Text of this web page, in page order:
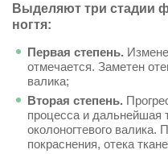
Выделяют три стадии
ногтя:
Первая степень.
отмечается. Заметен
валика;
Вторая степень.
процесса и дальнейшая
околоногтевого валика.
покраснения, отека